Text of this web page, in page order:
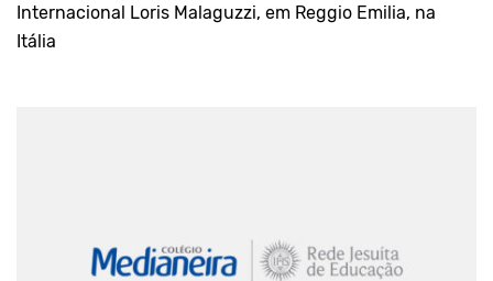
Internacional Loris Malaguzzi, em Reggio Emilia, na
Itália